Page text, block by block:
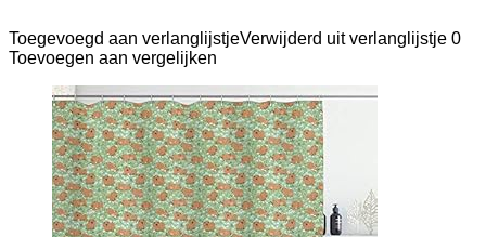
Toegevoegd aan verlanglijstjeVerwijderd uit verlanglijstje 0
Toevoegen aan vergelijken